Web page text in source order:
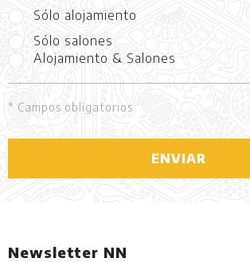
Sólo alojamiento
Sólo salones
Alojamiento & Salones
* Campos obligatorios
ENVIAR
Newsletter NN